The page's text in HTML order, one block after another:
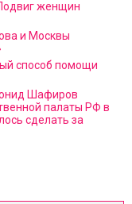
женщин
и Москвы
способ помощи
Шафиров
палаты РФ в
сделать за